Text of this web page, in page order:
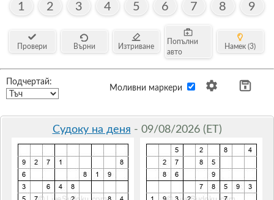
1 2 3 4 5 6 7 8 9
Провери Върни Изтриване
Попълни
авто
Намек (3)
Подчертай:
Моливни маркери
Судоку на деня - 09/08/2026 (ET)